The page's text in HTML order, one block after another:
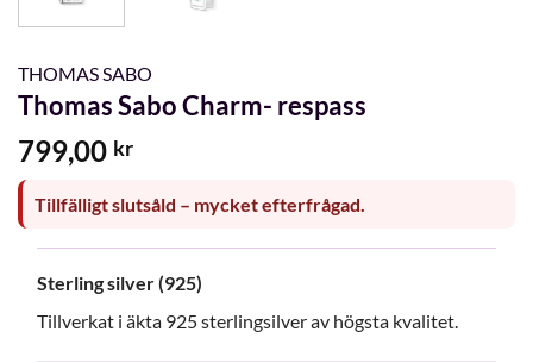
THOMAS SABO
Thomas Sabo Charm- respass
799,00 kr
Tillfälligt slutsåld – mycket efterfrågad.
Sterling silver (925)
Tillverkat i äkta 925 sterlingsilver av högsta kvalitet.